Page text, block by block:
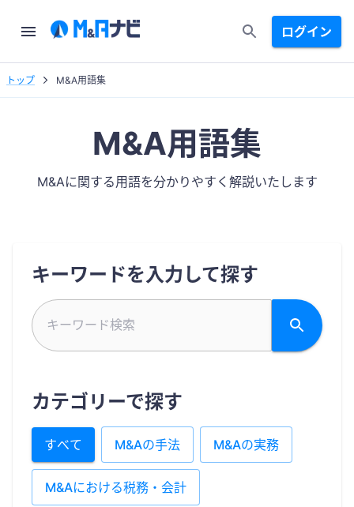
ログイン
トップ M&A用語集
M&A用語集
M&Aに関する用語を分かりやすく解説いたします
キーワードを入力して探す
カテゴリーで探す
すべて M&Aの手法 M&Aの実務
M&Aにおける税務・会計